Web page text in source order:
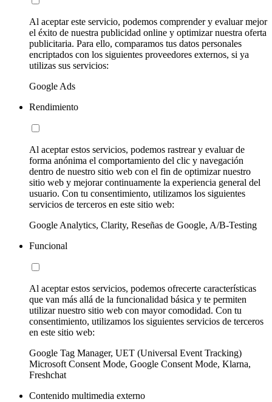
Al aceptar este servicio, podemos comprender y evaluar mejor
el éxito de nuestra publicidad online y optimizar nuestra oferta
publicitaria. Para ello, comparamos tus datos personales
encriptados con los siguientes proveedores externos, si ya
utilizas sus servicios:
Google Ads
Rendimiento
Al aceptar estos servicios, podemos rastrear y evaluar de
forma anónima el comportamiento del clic y navegación
dentro de nuestro sitio web con el fin de optimizar nuestro
sitio web y mejorar continuamente la experiencia general del
usuario. Con tu consentimiento, utilizamos los siguientes
servicios de terceros en este sitio web:
Google Analytics, Clarity, Reseñas de Google, A/B-Testing
Funcional
Al aceptar estos servicios, podemos ofrecerte características
que van más allá de la funcionalidad básica y te permiten
utilizar nuestro sitio web con mayor comodidad. Con tu
consentimiento, utilizamos los siguientes servicios de terceros
en este sitio web:
Google Tag Manager, UET (Universal Event Tracking)
Microsoft Consent Mode, Google Consent Mode, Klarna,
Freshchat
Contenido multimedia externo